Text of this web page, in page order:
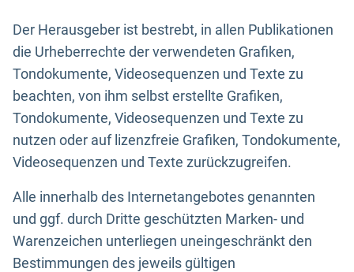
Der Herausgeber ist bestrebt, in allen Publikationen
die Urheberrechte der verwendeten Grafiken,
Tondokumente, Videosequenzen und Texte zu
beachten, von ihm selbst erstellte Grafiken,
Tondokumente, Videosequenzen und Texte zu
nutzen oder auf lizenzfreie Grafiken, Tondokumente,
Videosequenzen und Texte zurückzugreifen.
Alle innerhalb des Internetangebotes genannten
und ggf. durch Dritte geschützten Marken- und
Warenzeichen unterliegen uneingeschränkt den
Bestimmungen des jeweils gültigen